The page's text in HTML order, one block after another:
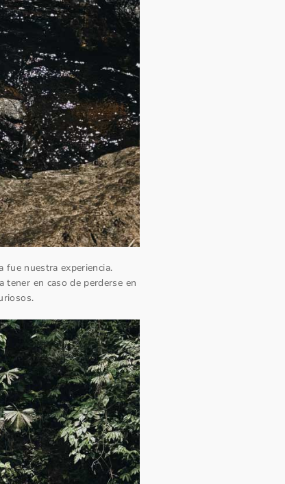
fue nuestra experiencia.
tener en caso de perderse en